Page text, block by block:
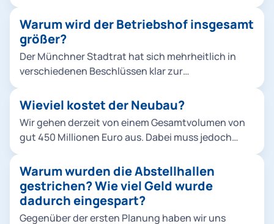
Warum wird der Betriebshof insgesamt
größer?
Der Münchner Stadtrat hat sich mehrheitlich in
verschiedenen Beschlüssen klar zur
lebenswerter zu machen und zudem konkreten
ist dabei ein zentraler Baustein für den ÖPNV-
Ausbau. Die politisch beschlossenen
zuletzt wurden 2019 insgesamt 73 Fahrzeuge vom
Typ Avenio bestellt. Abstellung und Wartung sind
nur durch einen weiteren Betriebshof möglich. Die
vorhandenen Flächen müssen dazu so effizient wie
Wieviel kostet der Neubau?
Wir gehen derzeit von einem Gesamtvolumen von
gut 450 Millionen Euro aus. Dabei muss jedoch
handelt, die die Preisentwicklung bis Mitte der
2020er-Jahre berücksichtigt.
Warum wurden die Abstellhallen
gestrichen? Wie viel Geld wurde
dadurch eingespart?
Gegenüber der ersten Planung haben wir uns